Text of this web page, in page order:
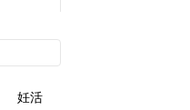
妊活